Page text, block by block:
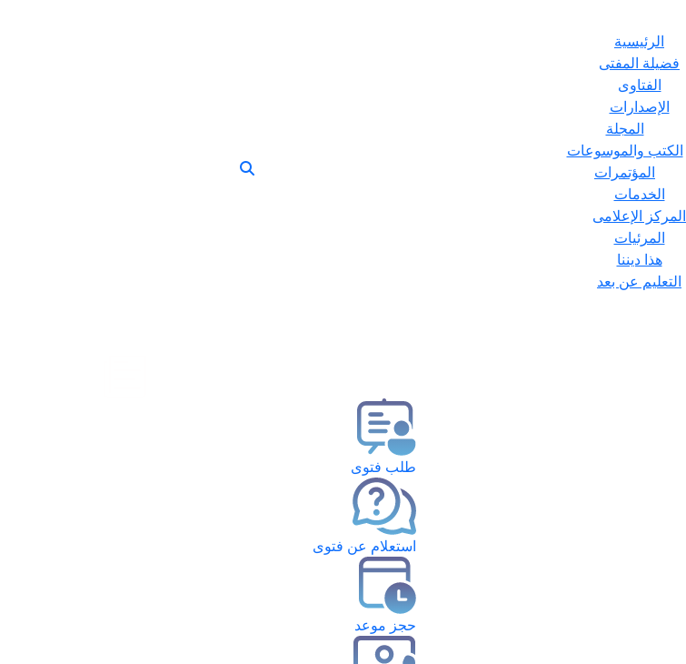
الرئيسية
فضيلة المفتى
الفتاوى
الإصدارات
المجلة
الكتب والموسوعات
المؤتمرات
الخدمات
المركز الإعلامى
المرئيات
هذا ديننا
التعليم عن بعد
طلب فتوى
استعلام عن فتوى
حجز موعد